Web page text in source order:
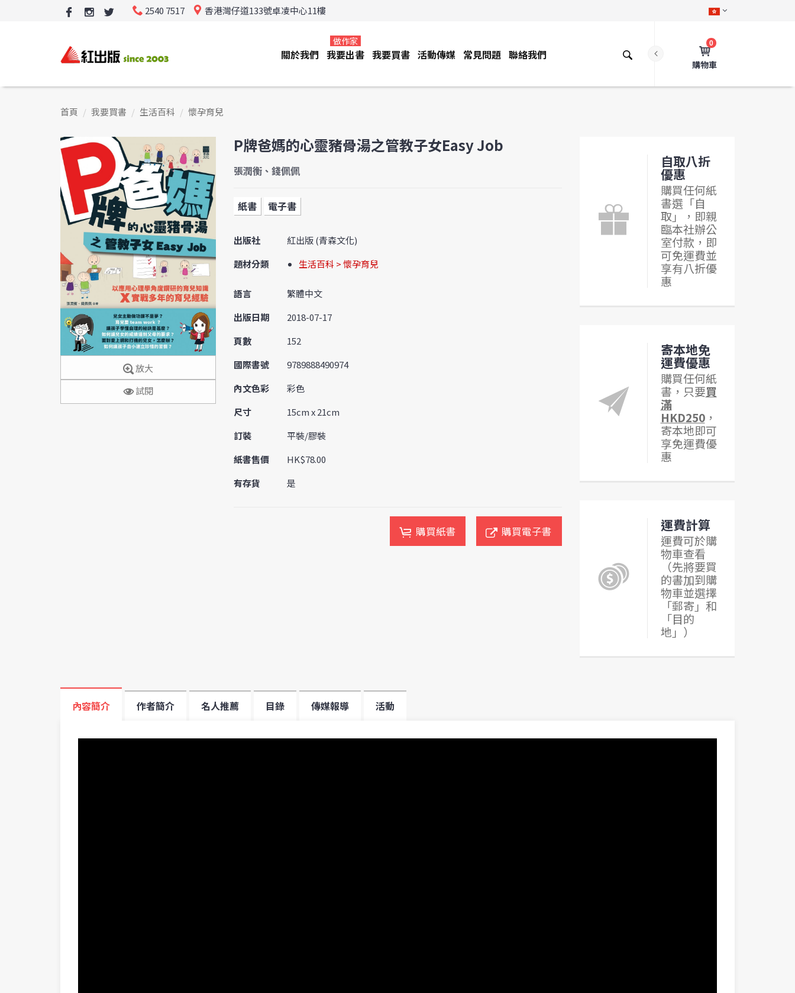
2540 7517 香港灣仔道133號卓凌中心11樓
0
購物車
關於我們 我要出書
做作家
我要買書 活動傳媒 常見問題 聯絡我們
首頁 我要買書 生活百科 懷孕育兒
放大
試閱
P牌爸媽的心靈豬骨湯之管教子女Easy Job
張潤衡、錢佩佩
紙書 電子書
出版社
紅出版 (青森文化)
題材分類
生活百科 > 懷孕育兒
語言
繁體中文
出版日期
2018-07-17
頁數
152
國際書號
9789888490974
內文色彩
彩色
尺寸
15cm x 21cm
訂裝
平裝/膠裝
紙書售價
HK$78.00
有存貨
是
購買紙書 購買電子書
自取八折
優惠
購買任何紙
書選「自
取」，即親
臨本社辦公
室付款，即
可免運費並
享有八折優
惠
寄本地免
運費優惠
購買任何紙
書，只要買
滿
HKD250，
寄本地即可
享免運費優
惠
運費計算
運費可於購
物車查看
（先將要買
的書加到購
物車並選擇
「郵寄」和
「目的
地」）
內容簡介 作者簡介 名人推薦 目錄 傳媒報導 活動